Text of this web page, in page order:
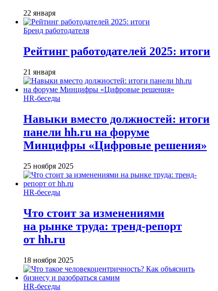
22 января
Бренд работодателя
Рейтинг работодателей 2025: итоги
21 января
HR-беседы
Навыки вместо должностей: итоги
панели hh.ru на форуме
Минцифры «Цифровые решения»
25 ноября 2025
HR-беседы
Что стоит за изменениями
на рынке труда: тренд-репорт
от hh.ru
18 ноября 2025
HR-беседы